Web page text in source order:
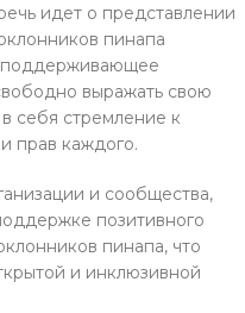
идет о представлении
пинапа
поддерживающее
выражать свою
себя стремление к
прав каждого.
и сообщества,
позитивного
пинапа, что
и инклюзивной